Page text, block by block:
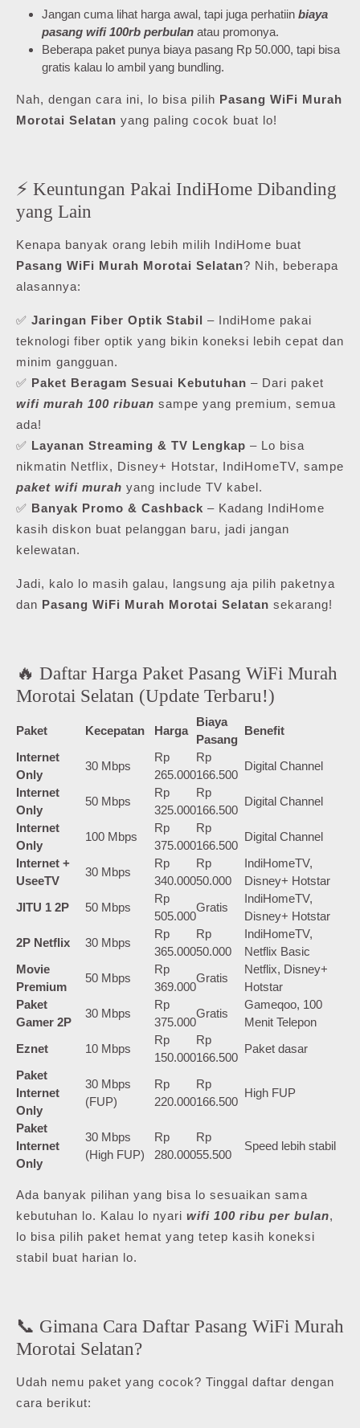
Jangan cuma lihat harga awal, tapi juga perhatiin biaya
pasang wifi 100rb perbulan atau promonya.
Beberapa paket punya biaya pasang Rp 50.000, tapi bisa
gratis kalau lo ambil yang bundling.
Nah, dengan cara ini, lo bisa pilih Pasang WiFi Murah
Morotai Selatan yang paling cocok buat lo!
⚡ Keuntungan Pakai IndiHome Dibanding
yang Lain
Kenapa banyak orang lebih milih IndiHome buat
Pasang WiFi Murah Morotai Selatan? Nih, beberapa
alasannya:
✅ Jaringan Fiber Optik Stabil – IndiHome pakai
teknologi fiber optik yang bikin koneksi lebih cepat dan
minim gangguan.
✅ Paket Beragam Sesuai Kebutuhan – Dari paket
wifi murah 100 ribuan sampe yang premium, semua
ada!
✅ Layanan Streaming & TV Lengkap – Lo bisa
nikmatin Netflix, Disney+ Hotstar, IndiHomeTV, sampe
paket wifi murah yang include TV kabel.
✅ Banyak Promo & Cashback – Kadang IndiHome
kasih diskon buat pelanggan baru, jadi jangan
kelewatan.
Jadi, kalo lo masih galau, langsung aja pilih paketnya
dan Pasang WiFi Murah Morotai Selatan sekarang!
🔥 Daftar Harga Paket Pasang WiFi Murah
Morotai Selatan (Update Terbaru!)
Paket Kecepatan Harga
Biaya
Pasang
Benefit
Internet
Only
30 Mbps
Rp
265.000
Rp
166.500
Digital Channel
Internet
Only
50 Mbps
Rp
325.000
Rp
166.500
Digital Channel
Internet
Only
100 Mbps
Rp
375.000
Rp
166.500
Digital Channel
Internet +
UseeTV
30 Mbps
Rp
340.000
Rp
50.000
IndiHomeTV,
Disney+ Hotstar
JITU 1 2P
50 Mbps
Rp
505.000
Gratis
IndiHomeTV,
Disney+ Hotstar
2P Netflix
30 Mbps
Rp
365.000
Rp
50.000
IndiHomeTV,
Netflix Basic
Movie
Premium
50 Mbps
Rp
369.000
Gratis
Netflix, Disney+
Hotstar
Paket
Gamer 2P
30 Mbps
Rp
375.000
Gratis
Gameqoo, 100
Menit Telepon
Eznet
10 Mbps
Rp
150.000
Rp
166.500
Paket dasar
Paket
Internet
Only
30 Mbps
(FUP)
Rp
220.000
Rp
166.500
High FUP
Paket
Internet
Only
30 Mbps
(High FUP)
Rp
280.000
Rp
55.500
Speed lebih stabil
Ada banyak pilihan yang bisa lo sesuaikan sama
kebutuhan lo. Kalau lo nyari wifi 100 ribu per bulan,
lo bisa pilih paket hemat yang tetep kasih koneksi
stabil buat harian lo.
📞 Gimana Cara Daftar Pasang WiFi Murah
Morotai Selatan?
Udah nemu paket yang cocok? Tinggal daftar dengan
cara berikut: